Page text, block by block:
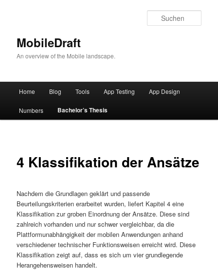
MobileDraft
An overview of the Mobile landscape.
Zum
Inhalt
Home Blog Tools App Testing App Design
Numbers Bachelor’s Thesis
4 Klassifikation der Ansätze
Nachdem die Grundlagen geklärt und passende
Beurteilungskriterien erarbeitet wurden, liefert Kapitel 4 eine
Klassifikation zur groben Einordnung der Ansätze. Diese sind
zahlreich vorhanden und nur schwer vergleichbar, da die
Plattformunabhängigkeit der mobilen Anwendungen anhand
verschiedener technischer Funktionsweisen erreicht wird. Diese
Klassifikation zeigt auf, dass es sich um vier grundlegende
Herangehensweisen handelt.